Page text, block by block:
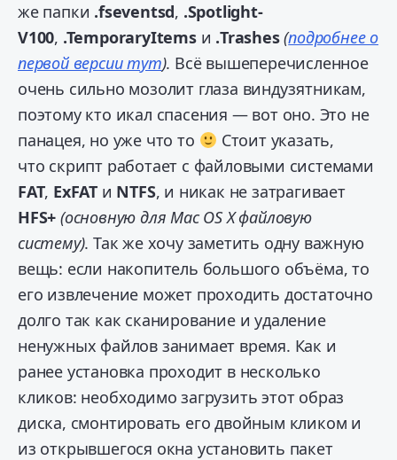
же папки .fseventsd, .Spotlight-
V100, .TemporaryItemsи .Trashes(подробнее о
первой версии тут). Всё вышеперечисленное
очень сильно мозолит глаза виндузятникам,
поэтому кто икал спасения — вот оно. Это не
панацея, но уже что то
Стоит указать,
что скрипт работает с файловыми системами
FAT, ExFAT и NTFS, и никак не затрагивает
HFS+ (основную для Mac OS X файловую
систему). Так же хочу заметить одну важную
вещь: если накопитель большого объёма, то
его извлечение может проходить достаточно
долго так как сканирование и удаление
ненужных файлов занимает время. Как и
ранее установка проходит в несколько
кликов: необходимо загрузить этот образ
диска, смонтировать его двойным кликом и
из открывшегося окна установить пакет